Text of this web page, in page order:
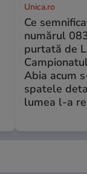
Unica.ro
Ce
numărul
purtată de
Abia acum
spatele
lumea l-a